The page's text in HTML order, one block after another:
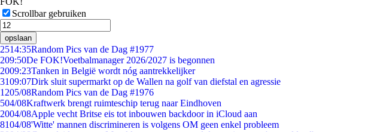
Scrollbar gebruiken
opslaan
2514:35Random Pics van de Dag #1977
209:50De FOK!Voetbalmanager 2026/2027 is begonnen
2009:23Tanken in België wordt nóg aantrekkelijker
3109:07Dirk sluit supermarkt op de Wallen na golf van diefstal en agressie
1205/08Random Pics van de Dag #1976
504/08Kraftwerk brengt ruimteschip terug naar Eindhoven
2004/08Apple vecht Britse eis tot inbouwen backdoor in iCloud aan
8104/08'Witte' mannen discrimineren is volgens OM geen enkel probleem